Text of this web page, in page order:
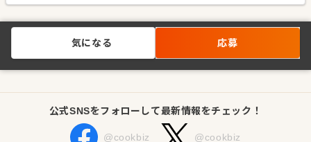
気になる 応募
公式SNSをフォローして最新情報をチェック！
@cookbiz @cookbiz